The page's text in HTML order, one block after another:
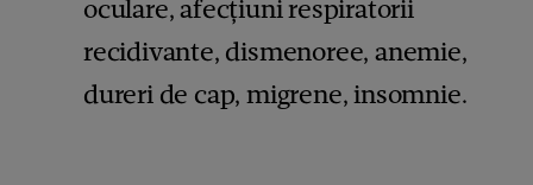
oculare, afecțiuni respiratorii
recidivante, dismenoree, anemie,
dureri de cap, migrene, insomnie.